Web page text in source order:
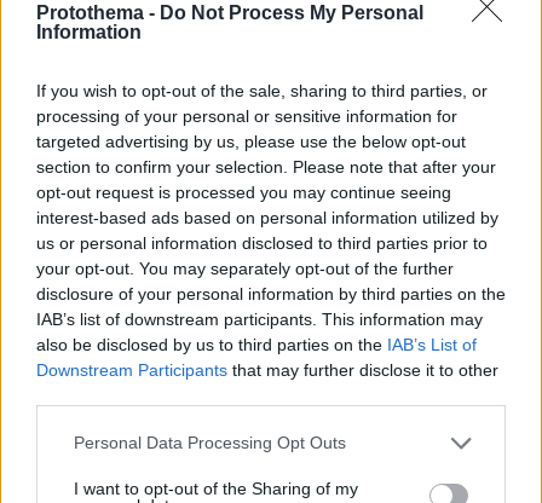
Protothema - Do Not Process My Personal
Information
If you wish to opt-out of the sale, sharing to third parties, or
processing of your personal or sensitive information for
targeted advertising by us, please use the below opt-out
section to confirm your selection. Please note that after your
opt-out request is processed you may continue seeing
interest-based ads based on personal information utilized by
us or personal information disclosed to third parties prior to
your opt-out. You may separately opt-out of the further
disclosure of your personal information by third parties on the
IAB’s list of downstream participants. This information may
also be disclosed by us to third parties on the IAB’s List of
Downstream Participants that may further disclose it to other
Please note that this website/app uses one or more Google
not limited to your visit or usage behaviour. You may click to
Personal Data Processing Opt Outs
I want to opt-out of the Sharing of my
Games
Cut The Rope Northern Heights Candy
ΔΕΙΤΕ ΟΛΑ ΤΑ GAMES
Best of Network